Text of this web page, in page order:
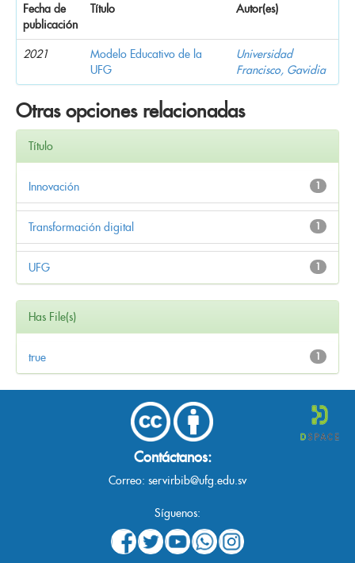
Fecha de
publicación
Título Autor(es)
2021
Modelo Educativo de la
UFG
Universidad
Francisco, Gavidia
Otras opciones relacionadas
Título
1
Innovación
1
Transformación digital
1
UFG
Has File(s)
1
true
Contáctanos:
Correo: servirbib@ufg.edu.sv
Síguenos: